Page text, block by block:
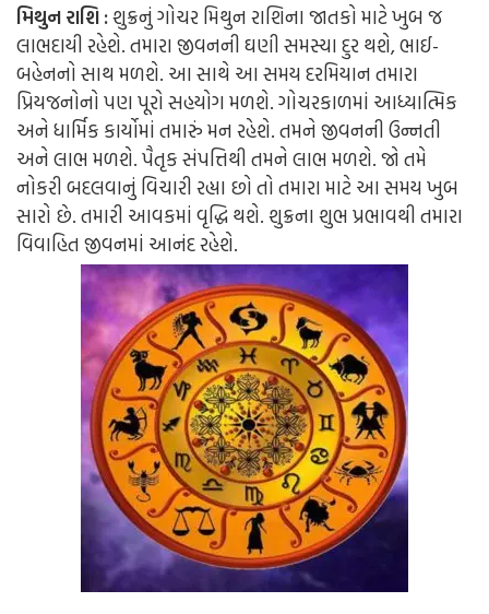
મિથુન રાશિ :શુક્રનું ગોચર મિથુન રાશિના જાતકો માટે ખુબ જ
લાભદાયી રહેશે. તમારા જીવનની ઘણી સમસ્યા દુર થશે, ભાઈ-
બહેનનો સાથ મળશે. આ સાથે આ સમય દરમિયાન તમારા
પ્રિયજનોનો પણ પૂરો સહયોગ મળશે. ગોચરકાળમાં આધ્યાત્મિક
અને ધાર્મિક કાર્યોમાં તમારું મન રહેશે. તમને જીવનની ઉન્નતી
અને લાભ મળશે. પૈતૃક સંપત્તિથી તમને લાભ મળશે. જો તમે
નોકરી બદલવાનું વિચારી રહ્યા છો તો તમારા માટે આ સમય ખુબ
સારો છે. તમારી આવકમાં વૃદ્ધિ થશે. શુક્રના શુભ પ્રભાવથી તમારા
વિવાહિત જીવનમાં આનંદ રહેશે.